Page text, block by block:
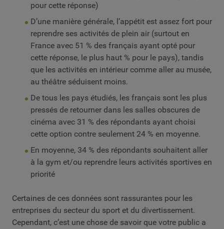
pour cette réponse)
D’une manière générale, l’appétit est assez fort pour
reprendre ses activités de plein air (surtout en
France avec 51 % des français ayant opté pour
cette réponse, le plus haut % pour le pays), tandis
que les activités en intérieur comme aller au musée,
au théâtre séduisent moins.
De tous les pays étudiés, les français sont les plus
pressés de retourner dans les salles obscures de
cinéma avec 31 % des répondants ayant choisi
cette option contre seulement 24 % en moyenne.
En moyenne, 34 % des répondants souhaitent aller
à la gym et/ou reprendre leurs activités sportives en
priorité
Certaines de ces données sont rassurantes pour les
entreprises du secteur du sport et du divertissement.
Cependant, c’est une chose de savoir que votre public a